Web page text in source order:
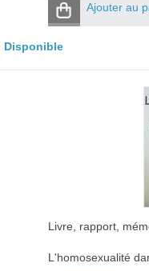
Ajouter au
Disponible
Livre, rapport,
L'homosexualité